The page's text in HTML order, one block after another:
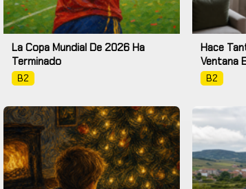
La Copa Mundial De 2026 Ha
Terminado
B2
Hace
Ventana
B2